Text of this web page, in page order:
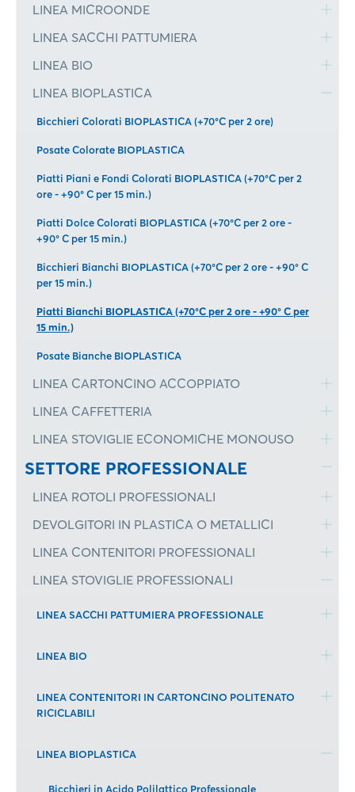
LINEA MICROONDE
LINEA SACCHI PATTUMIERA
LINEA BIO
LINEA BIOPLASTICA
Bicchieri Colorati BIOPLASTICA (+70°C per 2 ore)
Posate Colorate BIOPLASTICA
Piatti Piani e Fondi Colorati BIOPLASTICA (+70°C per 2
ore - +90° C per 15 min.)
Piatti Dolce Colorati BIOPLASTICA (+70°C per 2 ore -
+90° C per 15 min.)
Bicchieri Bianchi BIOPLASTICA (+70°C per 2 ore - +90° C
per 15 min.)
Piatti Bianchi BIOPLASTICA (+70°C per 2 ore - +90° C per
15 min.)
Posate Bianche BIOPLASTICA
LINEA CARTONCINO ACCOPPIATO
LINEA CAFFETTERIA
LINEA STOVIGLIE ECONOMICHE MONOUSO
SETTORE PROFESSIONALE
LINEA ROTOLI PROFESSIONALI
DEVOLGITORI IN PLASTICA O METALLICI
LINEA CONTENITORI PROFESSIONALI
LINEA STOVIGLIE PROFESSIONALI
LINEA SACCHI PATTUMIERA PROFESSIONALE
LINEA BIO
LINEA CONTENITORI IN CARTONCINO POLITENATO
RICICLABILI
LINEA BIOPLASTICA
Bicchieri in Acido Polilattico Professionale